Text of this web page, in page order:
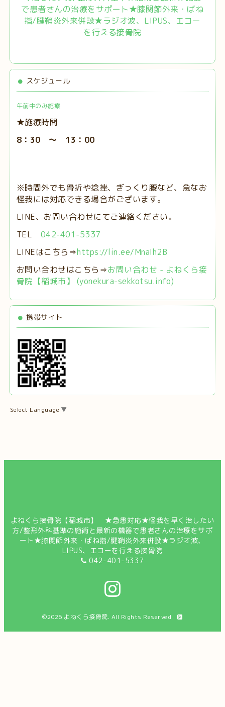
で患者さんの治療をサポート★膝関節外来・ばね
指/腱鞘炎外来併設★ラジオ波、LIPUS、エコー
を行える接骨院
スケジュール
午前中のみ施療
★施療時間
8：30 ～ 13：00
※時間外でも骨折や捻挫、ぎっくり腰など、急なお
怪我には対応できる場合がございます。
LINE、お問い合わせにてご連絡ください。
TEL 042-401-5337
LINEはこちら⇒https://lin.ee/MnaIh2B
お問い合わせはこちら⇒お問い合わせ - よねくら接
骨院【稲城市】 (yonekura-sekkotsu.info)
携帯サイト
Select Language ▼
よねくら接骨院【稲城市】 ★急患対応★怪我を早く治したい
方/整形外科基準の施術と最新の機器で患者さんの治療をサポ
ート★膝関節外来・ばね指/腱鞘炎外来併設★ラジオ波、
LIPUS、エコーを行える接骨院
042-401-5337
©2026 よねくら接骨院. All Rights Reserved.